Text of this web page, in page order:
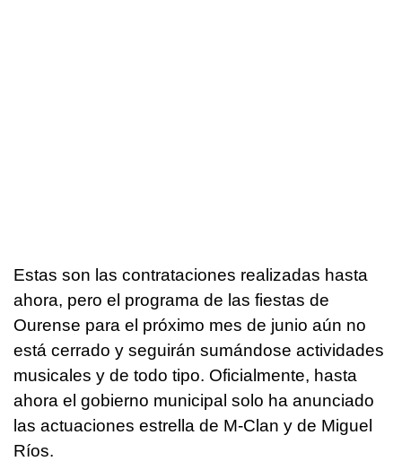
Estas son las contrataciones realizadas hasta
ahora, pero el programa de las fiestas de
Ourense para el próximo mes de junio aún no
está cerrado y seguirán sumándose actividades
musicales y de todo tipo. Oficialmente, hasta
ahora el gobierno municipal solo ha anunciado
las actuaciones estrella de M-Clan y de Miguel
Ríos.